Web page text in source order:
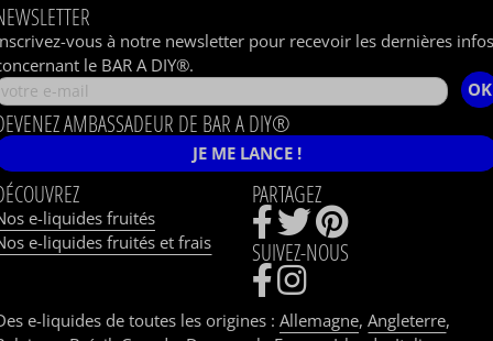
vous à notre newsletter pour recevoir les dernières
le BAR A DIY®.
OK
AMBASSADEUR DE BAR A DIY®
JE ME LANCE !
e-liquides fruités
e-liquides fruités et frais
PARTAGEZ
SUIVEZ-NOUS
e-liquides de toutes les origines :Allemagne,Angleterre,